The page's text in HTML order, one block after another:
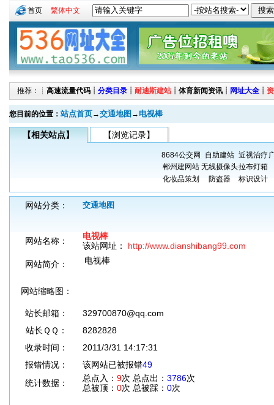
首页 繁体中文
推荐：┊ 高速流量代码 ┊ 分类目录 ┊ 耐迪斯建站 ┊ 体育新闻资讯 ┊ 网址大全 ┊
您目前的位置： 站点首页→交通地图 → 电视棒
【相关站点】 【浏览记录】
8684公交网 自助建站 近视治疗
郴州建网站 无线摄像头拉布灯箱
化妆品策划
防盗器 标识设计
网站分类： 交通地图
网站名称：
电视棒
该站网址： http://www.dianshibang99.com
网站简介：
电视棒
网站缩略图：
站长邮箱：
329700870@qq.com
站长ＱＱ：
8282828
收录时间：
2011/3/31 14:17:31
报错情况：
该网站已被报错49
统计数据：
总点入： 9次 总点出： 3786次
总被顶： 0次 总被踩： 0次